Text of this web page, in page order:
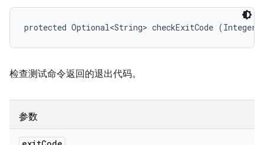
protected Optional<String> checkExitCode (Integer
检查测试命令返回的退出代码。
参数